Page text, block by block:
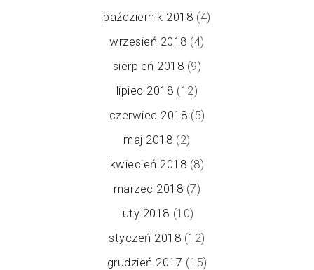
październik 2018 (4)
wrzesień 2018 (4)
sierpień 2018 (9)
lipiec 2018 (12)
czerwiec 2018 (5)
maj 2018 (2)
kwiecień 2018 (8)
marzec 2018 (7)
luty 2018 (10)
styczeń 2018 (12)
grudzień 2017 (15)